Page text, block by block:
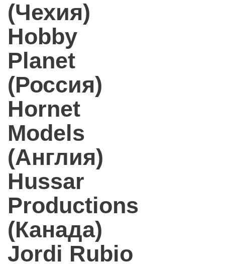
(Чехия)
Hobby
Planet
(Россия)
Hornet
Models
(Англия)
Hussar
Productions
(Канада)
Jordi Rubio